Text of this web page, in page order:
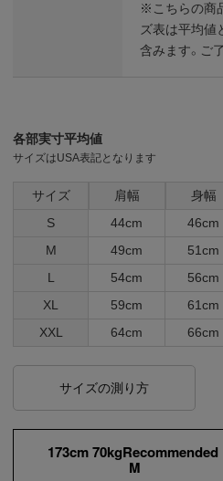
※こちらの商
ズ表は平均値
含みます。ご
各部実寸平均値
サイズはUSA表記となります
サイズ 肩幅 身幅
S
44cm 46cm
M
49cm 51cm
L
54cm 56cm
XL
59cm 61cm
XXL
64cm 66cm
サイズの測り方
173cm 70kgRecommended
M